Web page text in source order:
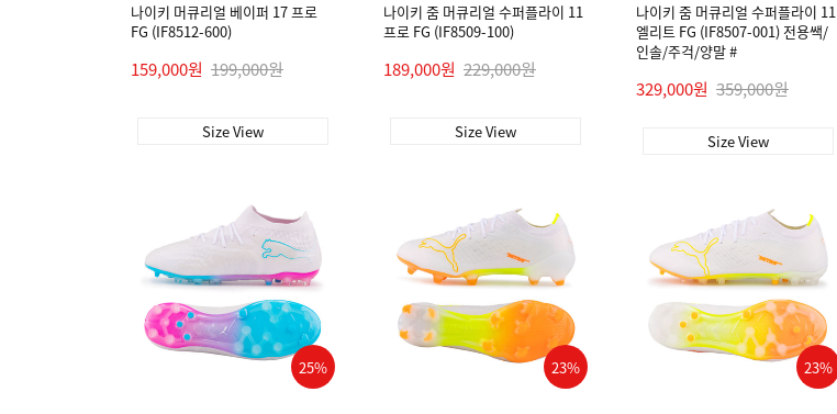
나이키 머큐리얼 베이퍼 17 프로
FG (IF8512-600)
159,000원 199,000원
Size View
나이키 줌 머큐리얼 수퍼플라이 11
프로 FG (IF8509-100)
189,000원 229,000원
Size View
나이키 줌 머큐리얼 수퍼플라이 11
엘리트 FG (IF8507-001) 전용쌕/
인솔/주걱/양말 #
329,000원 359,000원
Size View
25% 23% 23%